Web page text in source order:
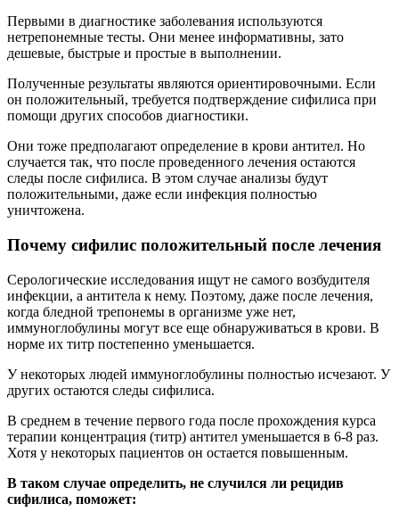
Первыми в диагностике заболевания используются
нетрепонемные тесты. Они менее информативны, зато
дешевые, быстрые и простые в выполнении.
Полученные результаты являются ориентировочными. Если
он положительный, требуется подтверждение сифилиса при
помощи других способов диагностики.
Они тоже предполагают определение в крови антител. Но
случается так, что после проведенного лечения остаются
следы после сифилиса. В этом случае анализы будут
положительными, даже если инфекция полностью
уничтожена.
Почему сифилис положительный после лечения
Серологические исследования ищут не самого возбудителя
инфекции, а антитела к нему. Поэтому, даже после лечения,
когда бледной трепонемы в организме уже нет,
иммуноглобулины могут все еще обнаруживаться в крови. В
норме их титр постепенно уменьшается.
У некоторых людей иммуноглобулины полностью исчезают. У
других остаются следы сифилиса.
В среднем в течение первого года после прохождения курса
терапии концентрация (титр) антител уменьшается в 6-8 раз.
Хотя у некоторых пациентов он остается повышенным.
В таком случае определить, не случился ли рецидив
сифилиса, поможет: